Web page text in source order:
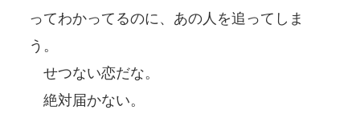
ってわかってるのに、あの人を追ってしま
う。
せつない恋だな。
絶対届かない。